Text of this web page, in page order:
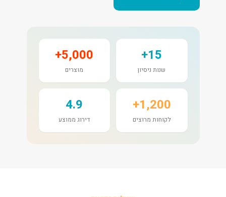
15+
שנות ניסיון
5,000+
מוצרים
1,200+
לקוחות מרוצים
4.9
דירוג ממוצע